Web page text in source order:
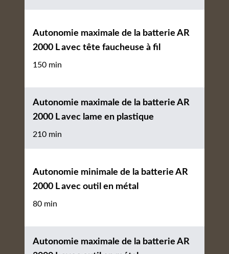
Autonomie maximale de la batterie AR
2000 L avec tête faucheuse à fil
150 min
Autonomie maximale de la batterie AR
2000 L avec lame en plastique
210 min
Autonomie minimale de la batterie AR
2000 L avec outil en métal
80 min
Autonomie maximale de la batterie AR